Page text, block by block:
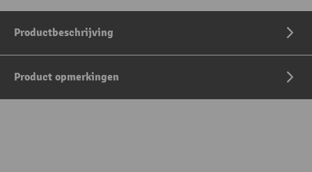
Productbeschrijving
Product opmerkingen